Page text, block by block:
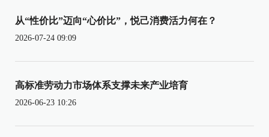
从“性价比”迈向“心价比”，悦己消费活力何在？
2026-07-24 09:09
高标准劳动力市场体系支撑未来产业培育
2026-06-23 10:26